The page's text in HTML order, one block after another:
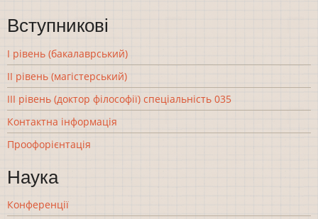
Вступникові
І рівень (бакалаврський)
ІІ рівень (магістерський)
ІІІ рівень (доктор філософії) спеціальність 035
Контактна інформація
Проофорієнтація
Наука
Конференції